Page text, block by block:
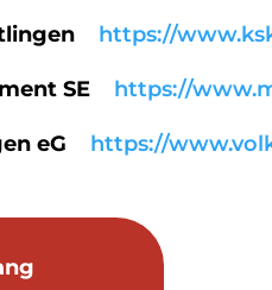
https://
SE https://
eG https://